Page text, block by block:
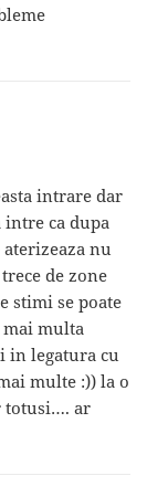
intrare dar
intre ca dupa
nu
de zone
stimi se poate
multa
in legatura cu
multe :)) la o
totusi…. ar